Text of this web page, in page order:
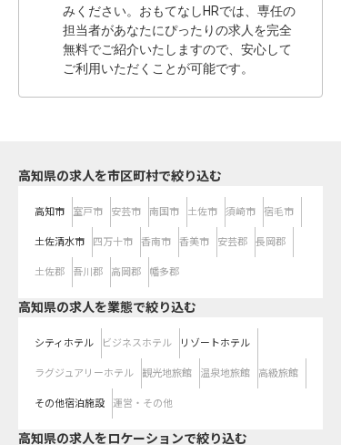
みください。おもてなしHRでは、専任の
担当者があなたにぴったりの求人を完全
無料でご紹介いたしますので、安心して
ご利用いただくことが可能です。
高知県の求人を市区町村で絞り込む
高知市 室戸市 安芸市 南国市 土佐市 須崎市 宿毛市
土佐清水市 四万十市 香南市 香美市 安芸郡 長岡郡
土佐郡 吾川郡 高岡郡 幡多郡
高知県の求人を業態で絞り込む
シティホテル ビジネスホテル リゾートホテル
ラグジュアリーホテル 観光地旅館 温泉地旅館 高級旅館
その他宿泊施設 運営・その他
高知県の求人をロケーションで絞り込む